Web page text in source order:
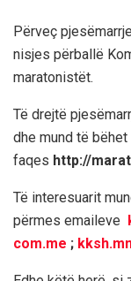
Përveç
nisjes përballë
maratonistët.
Të drejtë
dhe mund të
faqes http://
Të interesuarit
përmes emaileve
com.me ;